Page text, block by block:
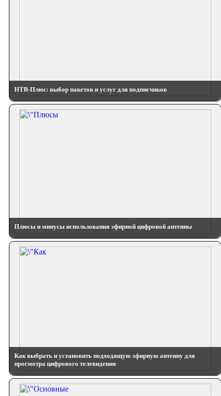
НТВ-Плюс: выбор пакетов и услуг для подписчиков
Плюсы и минусы использования эфирной цифровой антенны
Как выбрать и установить подходящую эфирную антенну для
просмотра цифрового телевидения